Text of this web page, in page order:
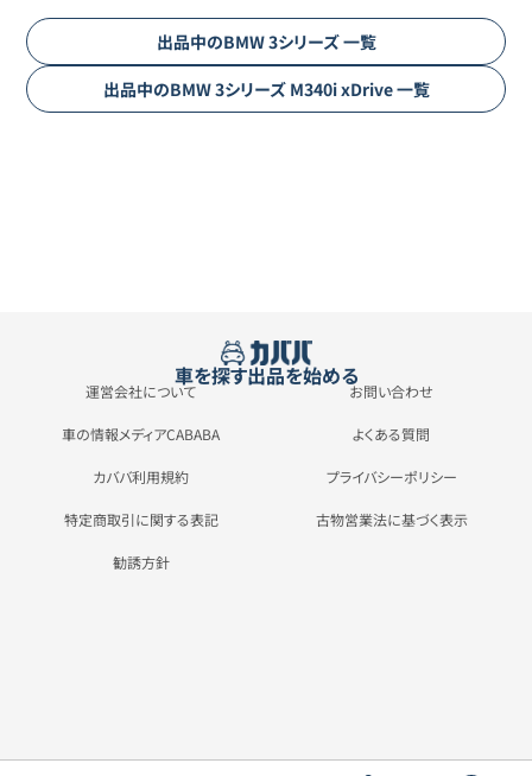
出品中のBMW3シリーズ一覧
出品中のBMW3シリーズ M340i xDrive一覧
車を探す出品を始める
運営会社について お問い合わせ
車の情報メディアCABABA よくある質問
カババ利用規約 プライバシーポリシー
特定商取引に関する表記 古物営業法に基づく表示
勧誘方針